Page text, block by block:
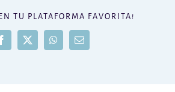
TU PLATAFORMA FAVORITA!
Facebook
X WhatsAppCorreo